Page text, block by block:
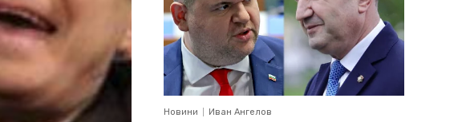
Новини Иван Ангелов